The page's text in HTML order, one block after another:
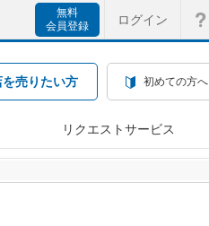
無料
会員登録
ログイン
を売りたい方 初めての方へ
リクエストサービス